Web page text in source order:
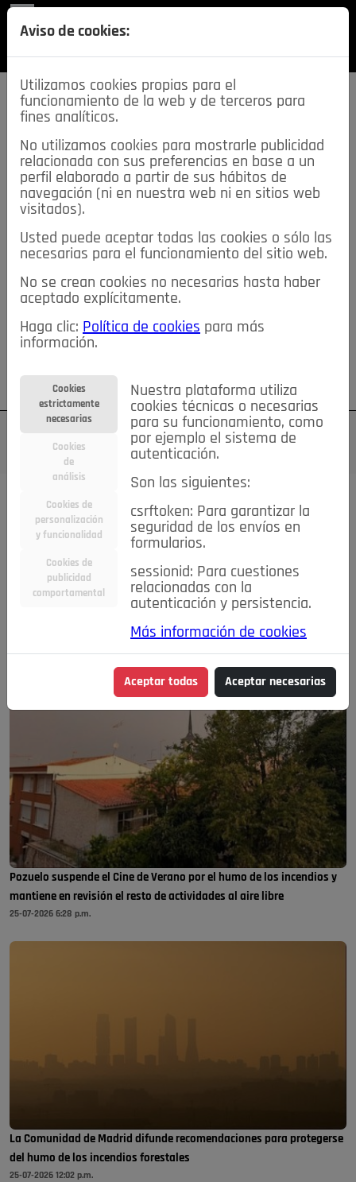
SECCIONES
descarga esta
REVISTA
≡NOTICIAS
NOTICIAS SERVICIOS DE INTERÉS
TABLÓN DE ANUNCIOS MIS ANUNCIOS CONTACTO
NOSOTROS
Su cuenta Regístrese ¿Olvidó su contraseña?
Todas las noticias..
Caridad
Ciencia&Tecnología
Cultura
Deportes Economía
Educación
Entretenimiento
España
Estilo de Vida
Madrid Opinión IN
Pozuelo de Alarcón
Salud 🔴 En Directo
Pozuelo suspende el Cine de Verano por el humo de los incendios y
mantiene en revisión el resto de actividades al aire libre
25-07-2026 6:28 p.m.
La Comunidad de Madrid difunde recomendaciones para protegerse
del humo de los incendios forestales
25-07-2026 12:02 p.m.
Aviso de cookies:
Utilizamos cookies propias para el
funcionamiento de la web y de terceros para
fines analíticos.
No utilizamos cookies para mostrarle publicidad
relacionada con sus preferencias en base a un
perfil elaborado a partir de sus hábitos de
navegación (ni en nuestra web ni en sitios web
visitados).
Usted puede aceptar todas las cookies o sólo las
necesarias para el funcionamiento del sitio web.
No se crean cookies no necesarias hasta haber
aceptado explícitamente.
Haga clic: Política de cookies para más
información.
Cookies
estrictamente
necesarias
Cookies
de
análisis
Cookies de
personalización
y funcionalidad
Cookies de
publicidad
comportamental
Nuestra plataforma utiliza
cookies técnicas o necesarias
para su funcionamiento, como
por ejemplo el sistema de
autenticación.
Son las siguientes:
csrftoken: Para garantizar la
seguridad de los envíos en
formularios.
sessionid: Para cuestiones
relacionadas con la
autenticación y persistencia.
Más información de cookies
Aceptar todas Aceptar necesarias